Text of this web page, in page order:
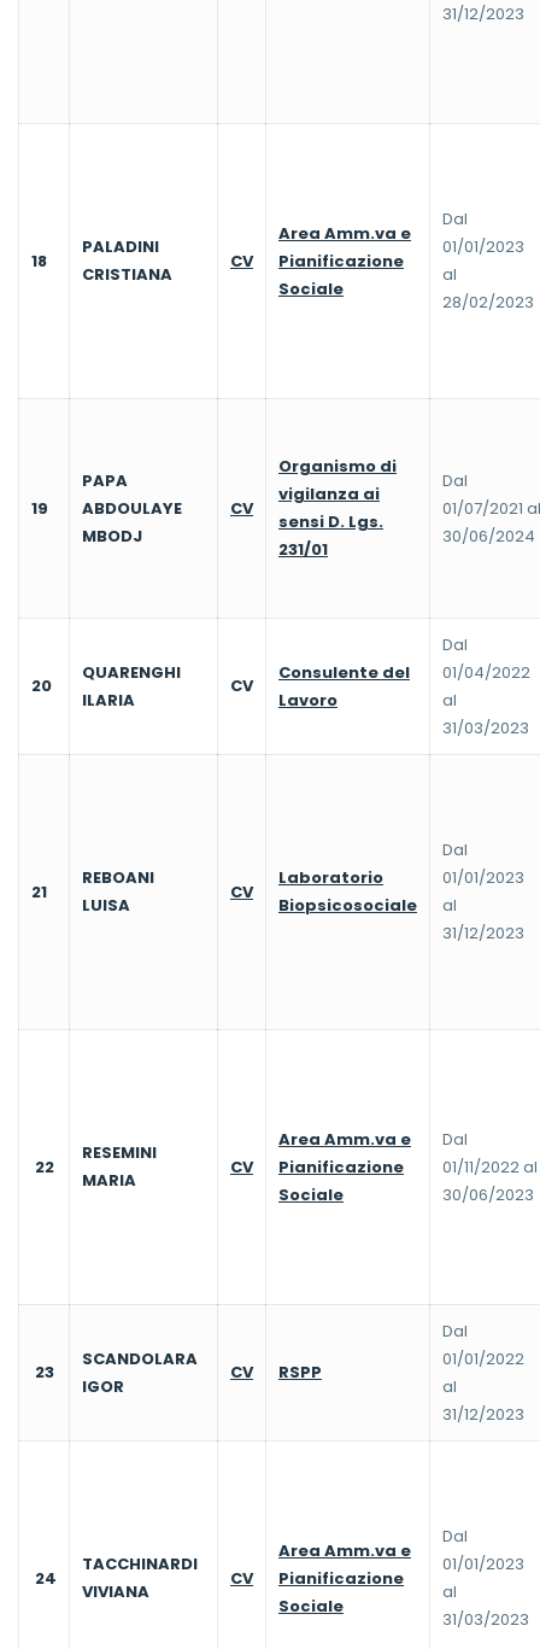
31/12/2023
18
PALADINI
CRISTIANA
CV
Area Amm.va e
Pianificazione
Sociale
Dal
01/01/2023
al
28/02/2023
19
PAPA
ABDOULAYE
MBODJ
CV
Organismo di
vigilanza ai
sensi D. Lgs.
231/01
Dal
01/07/2021 al
30/06/2024
20
QUARENGHI
ILARIA
CV
Consulente del
Lavoro
Dal
01/04/2022
al
31/03/2023
21
REBOANI
LUISA
CV
Laboratorio
Biopsicosociale
Dal
01/01/2023
al
31/12/2023
22
RESEMINI
MARIA
CV
Area Amm.va e
Pianificazione
Sociale
Dal
01/11/2022 al
30/06/2023
23
SCANDOLARA
IGOR
CV RSPP
Dal
01/01/2022
al
31/12/2023
24
TACCHINARDI
VIVIANA
CV
Area Amm.va e
Pianificazione
Sociale
Dal
01/01/2023
al
31/03/2023